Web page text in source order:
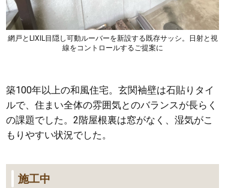
網戸とLIXIL目隠し可動ルーバーを新設する既存サッシ。日射と視
線をコントロールするご提案に
築100年以上の和風住宅。玄関袖壁は石貼りタイ
ルで、住まい全体の雰囲気とのバランスが長らく
の課題でした。2階屋根裏は窓がなく、湿気がこ
もりやすい状況でした。
施工中